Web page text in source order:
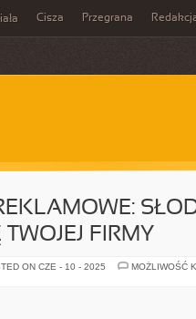
Cisza Przegrana
FIRMY
ON CZE - 10 - 2025
MOŻLIWOŚĆ